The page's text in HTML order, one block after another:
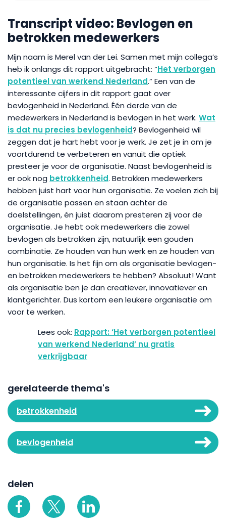
Transcript video: Bevlogen en
betrokken medewerkers
Mijn naam is Merel van der Lei. Samen met mijn collega’s
heb ik onlangs dit rapport uitgebracht: “Het verborgen
potentieel van werkend Nederland.” Een van de
interessante cijfers in dit rapport gaat over
bevlogenheid in Nederland. Één derde van de
medewerkers in Nederland is bevlogen in het werk. Wat
is dat nu precies bevlogenheid? Bevlogenheid wil
zeggen dat je hart hebt voor je werk. Je zet je in om je
voortdurend te verbeteren en vanuit die optiek
presteer je voor de organisatie. Naast bevlogenheid is
er ook nog betrokkenheid. Betrokken medewerkers
hebben juist hart voor hun organisatie. Ze voelen zich bij
de organisatie passen en staan achter de
doelstellingen, én juist daarom presteren zij voor de
organisatie. Je hebt ook medewerkers die zowel
bevlogen als betrokken zijn, natuurlijk een gouden
combinatie. Ze houden van hun werk en ze houden van
hun organisatie. Is het fijn om als organisatie bevlogen-
en betrokken medewerkers te hebben? Absoluut! Want
als organisatie ben je dan creatiever, innovatiever en
klantgerichter. Dus kortom een leukere organisatie om
voor te werken.
Rapport: ‘Het verborgen potentieel
van werkend Nederland’ nu gratis
verkrijgbaar
gerelateerde thema's
betrokkenheid
bevlogenheid
delen